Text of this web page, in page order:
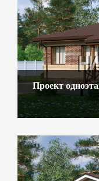
Проект